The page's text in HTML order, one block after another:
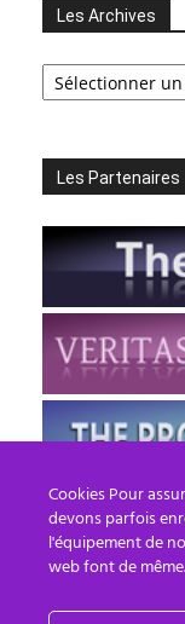
Les Archives
Les
Archives
Les Partenaires
Cookies Pour
devons parfois
l'équipement de
web font de même.